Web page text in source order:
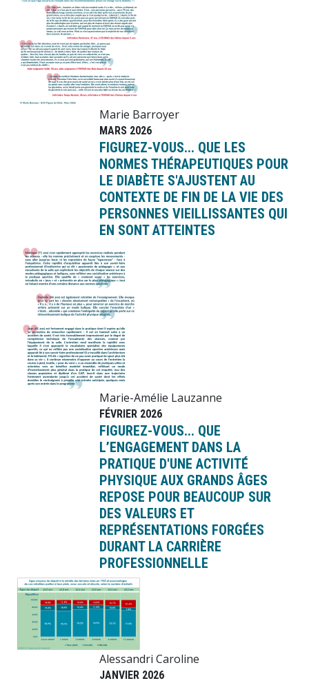
Marie Barroyer
MARS 2026
FIGUREZ-VOUS... QUE LES
NORMES THÉRAPEUTIQUES POUR
LE DIABÈTE S'AJUSTENT AU
CONTEXTE DE FIN DE LA VIE DES
PERSONNES VIEILLISSANTES QUI
EN SONT ATTEINTES
Image
Marie-Amélie Lauzanne
FÉVRIER 2026
FIGUREZ-VOUS... QUE
L’ENGAGEMENT DANS LA
PRATIQUE D'UNE ACTIVITÉ
PHYSIQUE AUX GRANDS ÂGES
REPOSE POUR BEAUCOUP SUR
DES VALEURS ET
REPRÉSENTATIONS FORGÉES
DURANT LA CARRIÈRE
PROFESSIONNELLE
Image
Alessandri Caroline
JANVIER 2026